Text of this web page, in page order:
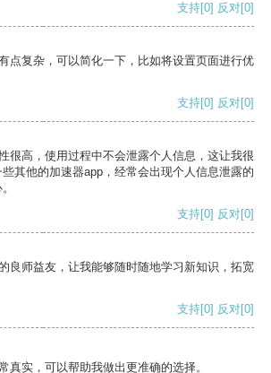
支持[0] 反对[0]
点复杂，可以简化一下，比如将设置页面进行优
支持[0] 反对[0]
很高，使用过程中不会泄露个人信息，这让我很
其他的加速器app，经常会出现个人信息泄露的
支持[0] 反对[0]
良师益友，让我能够随时随地学习新知识，拓宽
支持[0] 反对[0]
真实，可以帮助我做出更准确的选择。